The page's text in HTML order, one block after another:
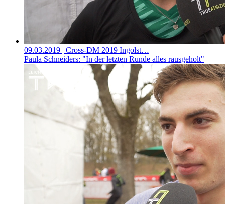
09.03.2019 | Cross-DM 2019 Ingolst…
Paula Schneiders: "In der letzten Runde alles rausgeholt"